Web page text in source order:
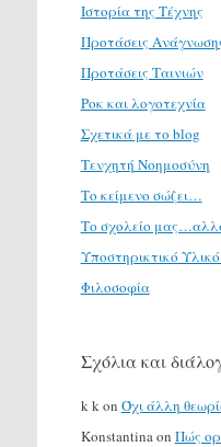
Ιστορία της Τέχνης
Προτάσεις
Προτάσεις Ταινιών
Ροκ και λογοτεχνία
Σχετικά με το blog
Τενχητή Νοημοσύνη
Το κείμενο σώζει…
Το σχολείο
Υποστηρικτικό
Φιλοσοφία
Σχόλια και
k kon Όχι άλλη
Konstantinaon Πώς